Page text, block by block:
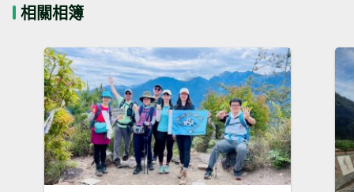
相關相簿